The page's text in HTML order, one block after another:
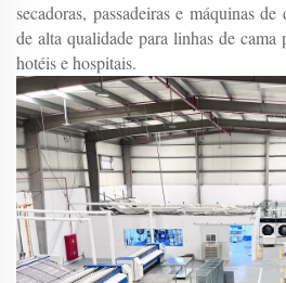
secadoras, passadeiras e máquinas
de alta qualidade para linhas de cama
hotéis e hospitais.